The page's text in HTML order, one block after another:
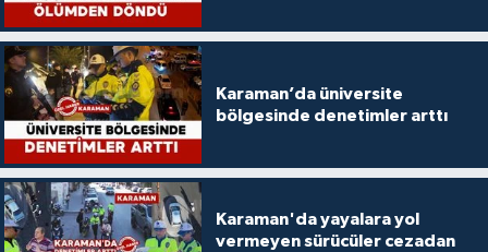
Karaman’da üniversite
bölgesinde denetimler arttı
Karaman'da yayalara yol
vermeyen sürücüler cezadan